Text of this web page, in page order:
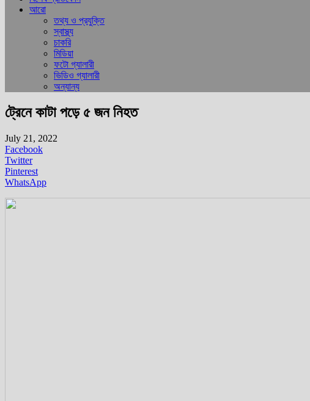
আরো
তথ্য ও প্রযুক্তি
স্বাস্থ্য
চাকরি
মিডিয়া
ফটো গ্যালারী
ভিডিও গ্যালারী
অন্যান্য
ট্রেনে কাটা পড়ে ৫ জন নিহত
July 21, 2022
Facebook
Twitter
Pinterest
WhatsApp